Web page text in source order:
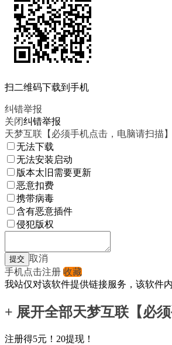
扫二维码下载到手机
纠错举报
关闭纠错举报
天梦互联【必须手机点击，电脑请扫描】
无法下载
无法安装启动
版本太旧需要更新
恶意扣费
携带病毒
含有恶意插件
侵犯版权
取消
手机点击注册 收藏
我站仅对该软件提供链接服务，该软件
+ 展开全部天梦互联【必
注册得5元！20提现！